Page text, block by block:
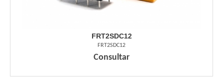
FRT2SDC12
FRT2SDC12
Consultar